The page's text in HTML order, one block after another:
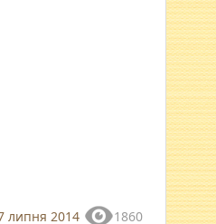
липня 2014 1860